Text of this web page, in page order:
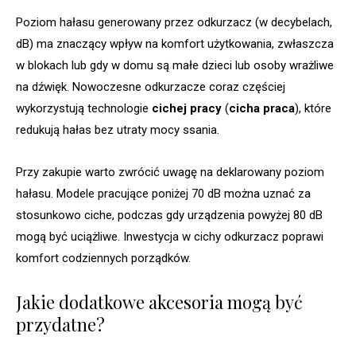
Poziom hałasu generowany przez odkurzacz (w decybelach,
dB) ma znaczący wpływ na komfort użytkowania, zwłaszcza
w blokach lub gdy w domu są małe dzieci lub osoby wrażliwe
na dźwięk. Nowoczesne odkurzacze coraz częściej
wykorzystują technologie cichej pracy (cicha praca), które
redukują hałas bez utraty mocy ssania.
Przy zakupie warto zwrócić uwagę na deklarowany poziom
hałasu. Modele pracujące poniżej 70 dB można uznać za
stosunkowo ciche, podczas gdy urządzenia powyżej 80 dB
mogą być uciążliwe. Inwestycja w cichy odkurzacz poprawi
komfort codziennych porządków.
Jakie dodatkowe akcesoria mogą być
przydatne?